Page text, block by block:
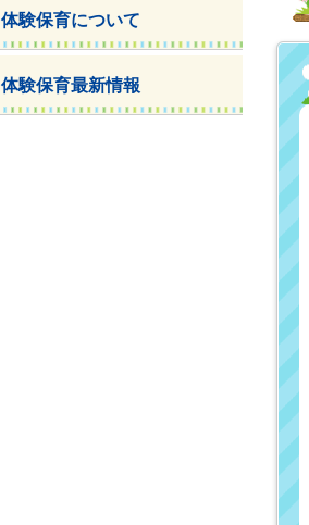
体験保育について
体験保育最新情報